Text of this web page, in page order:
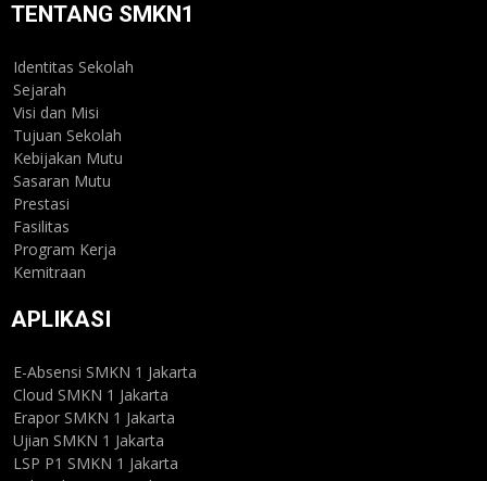
TENTANG SMKN1
Identitas Sekolah
Sejarah
Visi dan Misi
Tujuan Sekolah
Kebijakan Mutu
Sasaran Mutu
Prestasi
Fasilitas
Program Kerja
Kemitraan
APLIKASI
E-Absensi SMKN 1 Jakarta
Cloud SMKN 1 Jakarta
Erapor SMKN 1 Jakarta
Ujian SMKN 1 Jakarta
LSP P1 SMKN 1 Jakarta